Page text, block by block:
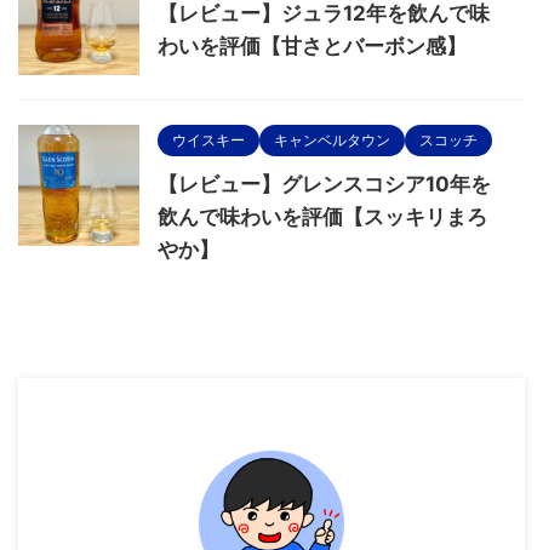
【レビュー】ジュラ12年を飲んで味
わいを評価【甘さとバーボン感】
ウイスキー キャンベルタウン スコッチ
【レビュー】グレンスコシア10年を
飲んで味わいを評価【スッキリまろ
やか】